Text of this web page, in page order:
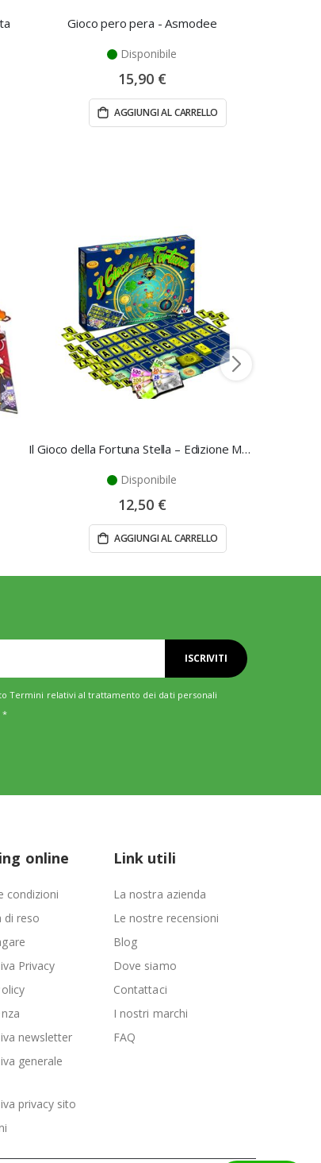
Gioco pero pera - Asmodee
Disponibile
15,90 €
AGGIUNGI AL CARRELLO
Il Gioco della Fortuna Stella – Edizione Marca Stella
Disponibile
12,50 €
AGGIUNGI AL CARRELLO
ISCRIVITI
Termini relativi al trattamento dei dati personali
*
online
condizioni
di reso
Privacy
newsletter
generale
privacy sito
Link utili
La nostra azienda
Le nostre recensioni
Blog
Dove siamo
Contattaci
I nostri marchi
FAQ